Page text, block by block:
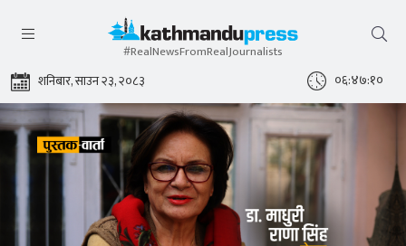
#RealNewsFromRealJournalists
शनिबार, साउन २३, २०८३ ०६:४७:११